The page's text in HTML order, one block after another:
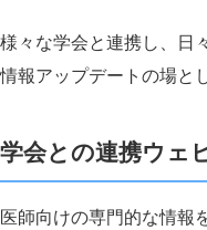
様々な学会と連携し、日
情報アップデートの場と
学会との連携ウェ
医師向けの専門的な情